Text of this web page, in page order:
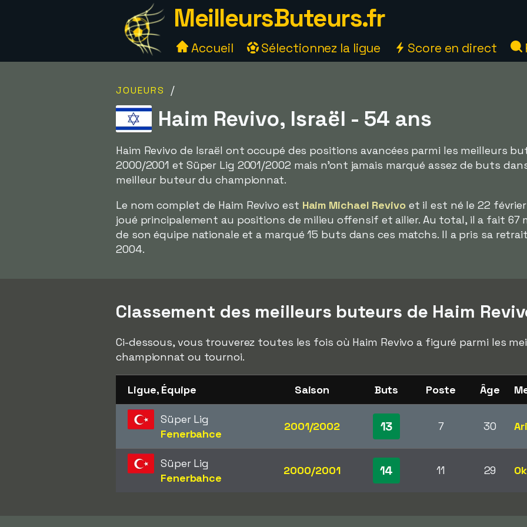
MeilleursButeurs.fr
Accueil Sélectionnez la ligue Score en direct
JOUEURS /
Haim Revivo, Israël - 54 ans
Haim Revivo de Israël ont occupé des positions avancées parmi les meilleurs
2000/2001 et Süper Lig 2001/2002 mais n'ont jamais marqué assez de buts
meilleur buteur du championnat.
Le nom complet de Haim Revivo est Haim Michael Revivoet il est né le 22 février
joué principalement au positions de milieu offensif et ailier. Au total, il a fait
de son équipe nationale et a marqué 15 buts dans ces matchs. Il a pris sa
2004.
Classement des meilleurs buteurs de Haim
Ci-dessous, vous trouverez toutes les fois où Haim Revivo a figuré parmi les
championnat ou tournoi.
Ligue, Équipe Saison Buts Poste Âge
Süper Lig
Fenerbahce
2001/2002 13 7 30
Süper Lig
Fenerbahce
2000/2001 14 11 29